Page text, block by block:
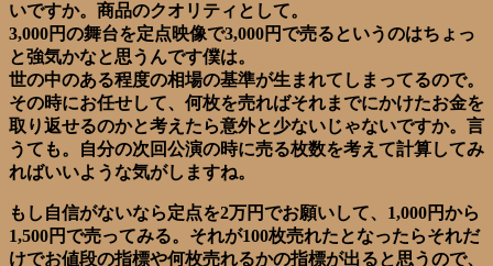
いですか。商品のクオリティとして。
3,000円の舞台を定点映像で3,000円で売るというのはちょっ
と強気かなと思うんです僕は。
世の中のある程度の相場の基準が生まれてしまってるので。
その時にお任せして、何枚を売ればそれまでにかけたお金を
取り返せるのかと考えたら意外と少ないじゃないですか。言
うても。自分の次回公演の時に売る枚数を考えて計算してみ
ればいいような気がしますね。
もし自信がないなら定点を2万円でお願いして、1,000円から
1,500円で売ってみる。それが100枚売れたとなったらそれだ
けでお値段の指標や何枚売れるかの指標が出ると思うので、